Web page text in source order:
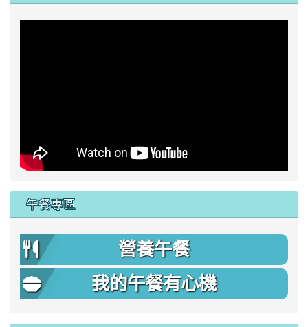
午餐專區
營養午餐
我的午餐有心機